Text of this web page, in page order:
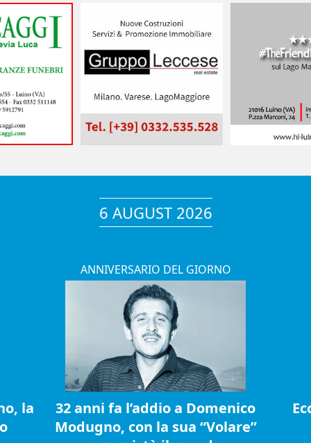
6 AUGUST 2026
la
ANNIVERSARIO DEL GIORNO
32 anni fa l’addio a Domenico
Modugno, con la sua “Volare”